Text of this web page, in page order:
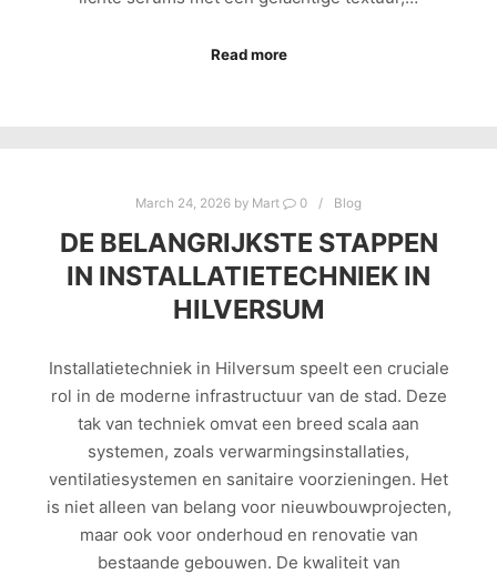
Read more
March 24, 2026 by Mart 0 Blog
DE BELANGRIJKSTE STAPPEN
IN INSTALLATIETECHNIEK IN
HILVERSUM
Installatietechniek in Hilversum speelt een cruciale
rol in de moderne infrastructuur van de stad. Deze
tak van techniek omvat een breed scala aan
systemen, zoals verwarmingsinstallaties,
ventilatiesystemen en sanitaire voorzieningen. Het
is niet alleen van belang voor nieuwbouwprojecten,
maar ook voor onderhoud en renovatie van
bestaande gebouwen. De kwaliteit van